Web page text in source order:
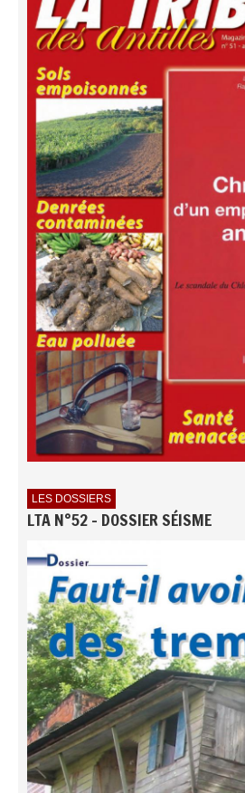
LES DOSSIERS
LTA N°52 - DOSSIER SÉISME